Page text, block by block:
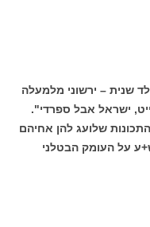
שנית – ירשוני מלמעלה
ישראל אבל ספרדי".
שלועג להן אחיהם
על העומק הבטלני